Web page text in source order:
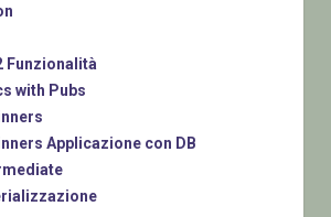
Funzionalità
with Pubs
Applicazione con DB